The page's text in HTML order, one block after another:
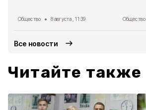
Общество 8 августа , 11:39 Общество
Все новости
Читайте также